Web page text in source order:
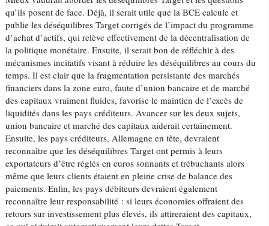
qu’ils posent de face. Déjà, il serait utile que la BCE calcule et
publie les déséquilibres Target corrigés de l’impact du programme
d’achat d’actifs, qui relève effectivement de la décentralisation de
la politique monétaire. Ensuite, il serait bon de réfléchir à des
mécanismes incitatifs visant à réduire les déséquilibres au cours du
temps. Il est clair que la fragmentation persistante des marchés
financiers dans la zone euro, faute d’union bancaire et de marché
des capitaux vraiment fluides, favorise le maintien de l’excès de
liquidités dans les pays créditeurs. Avancer sur les deux sujets,
union bancaire et marché des capitaux aiderait certainement.
Ensuite, les pays créditeurs, Allemagne en tête, devraient
reconnaître que les déséquilibres Target ont permis à leurs
exportateurs d’être réglés en euros sonnants et trébuchants alors
même que leurs clients étaient en pleine crise de balance des
paiements. Enfin, les pays débiteurs devraient également
reconnaître leur responsabilité : si leurs économies offraient des
retours sur investissement plus élevés, ils attireraient des capitaux,